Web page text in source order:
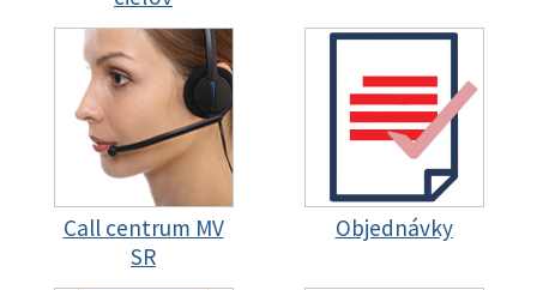
Call centrum MV
SR
Objednávky